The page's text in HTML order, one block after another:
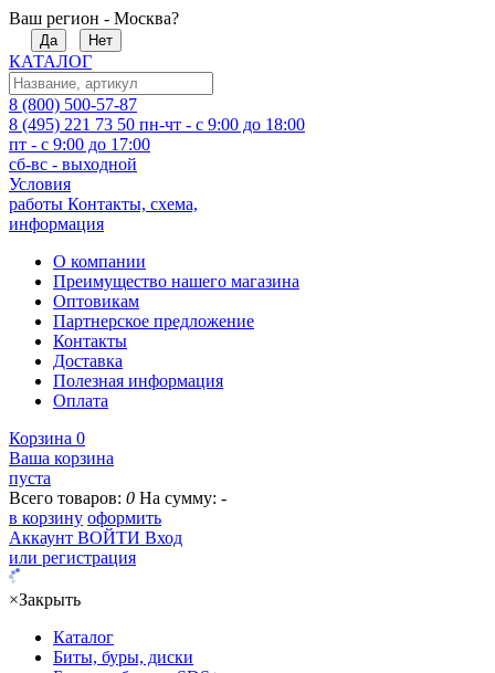
Ваш регион - Москва?
Да Нет
КАТАЛОГ
8 (800) 500-57-87
8 (495) 221 73 50 пн-чт - с 9:00 до 18:00
пт - с 9:00 до 17:00
сб-вс - выходной
Условия
работы Контакты, схема,
информация
О компании
Преимущество нашего магазина
Оптовикам
Партнерское предложение
Контакты
Доставка
Полезная информация
Оплата
Корзина 0
Ваша корзина
пуста
Всего товаров: 0 На сумму: -
в корзину оформить
Аккаунт ВОЙТИ Вход
или регистрация
×Закрыть
Каталог
Биты, буры, диски